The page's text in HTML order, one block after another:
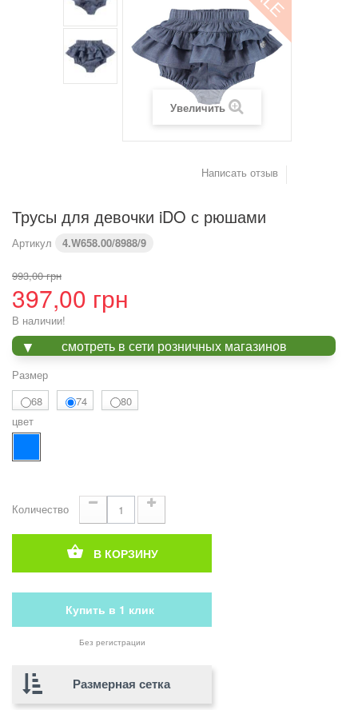
Увеличить
Написать отзыв
Трусы для девочки iDO с рюшами
Артикул 4.W658.00/8988/9
993,00 грн
397,00 грн
В наличии!
смотреть в сети розничных магазинов
Размер
68
74
80
цвет
Количество
В КОРЗИНУ
Купить в 1 клик
Без регистрации
(см)
6 8 9,2 10,2
Предупреждение : размеры тела, а не одежды
Размерная сетка